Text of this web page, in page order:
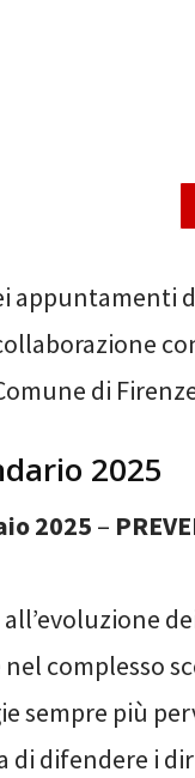
appuntamenti
di
2025
2025 –
complesso
sempre più
di difendere i